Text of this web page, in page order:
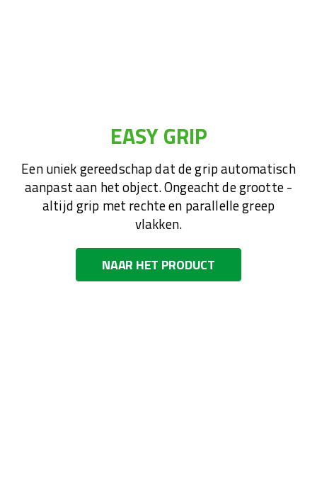
EASY GRIP
Een uniek gereedschap dat de grip automatisch
aanpast aan het object. Ongeacht de grootte -
altijd grip met rechte en parallelle greep
vlakken.
NAAR HET PRODUCT